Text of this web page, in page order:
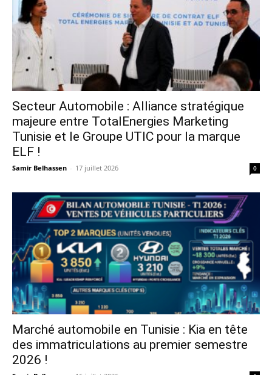
Secteur Automobile : Alliance stratégique
majeure entre TotalEnergies Marketing
Tunisie et le Groupe UTIC pour la marque
ELF !
Samir Belhassen - 17 juillet 2026 0
Marché automobile en Tunisie : Kia en tête
des immatriculations au premier semestre
2026 !